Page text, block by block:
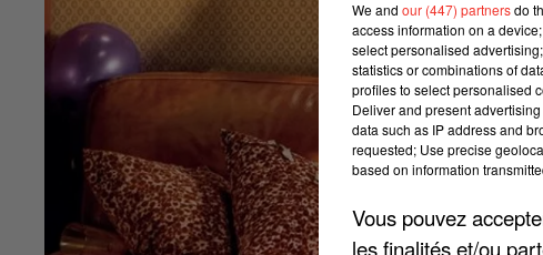
We and our (447) partnersdo
access information on a
select personalised
statistics or combinations of
profiles to select personalised
Deliver and present
data such as IP address and
requested; Use precise
based on information
Vous pouvez
les finalités et/ou